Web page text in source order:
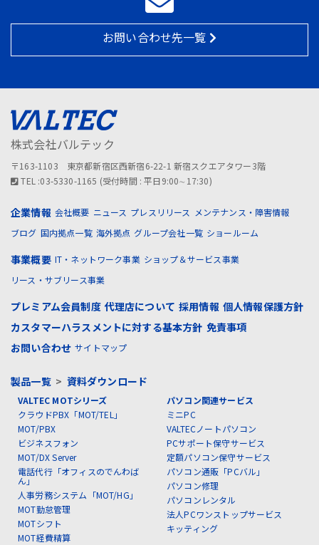
お問い合わせ先一覧
株式会社バルテック
〒163-1103 東京都新宿区西新宿6-22-1 新宿スクエアタワー3階
TEL :03-5330-1165 (受付時間 : 平日9:00∼17:30)
企業情報 会社概要 ニュース プレスリリース
メンテナンス・障害情報
ブログ 国内拠点一覧 海外拠点 グループ会社一覧 ショールーム
事業概要 IT・ネットワーク事業 ショップ＆サービス事業
リース・サブリース事業
プレミアム会員制度 代理店について 採用情報 個人情報保護方針
カスタマーハラスメントに対する基本方針 免責事項
お問い合わせ サイトマップ
製品一覧> 資料ダウンロード
VALTEC MOTシリーズ
クラウドPBX「MOT/TEL」
MOT/PBX
ビジネスフォン
MOT/DX Server
電話代行「オフィスのでんわば
ん」
人事労務システム「MOT/HG」
MOT勤怠管理
MOTシフト
MOT経費精算
パソコン関連サービス
ミニPC
VALTECノートパソコン
PCサポート保守サービス
定額パソコン保守サービス
パソコン通販「PCバル」
パソコン修理
パソコンレンタル
法人PCワンストップサービス
キッティング